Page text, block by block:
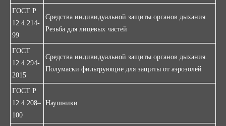
ГОСТ Р
12.4.214-
99
Средства индивидуальной защиты органов дыхания.
Резьба для лицевых частей
ГОСТ
12.4.294-
2015
Средства индивидуальной защиты органов дыхания.
Полумаски фильтрующие для защиты от аэрозолей
ГОСТ P
12.4.208–
100
Наушники